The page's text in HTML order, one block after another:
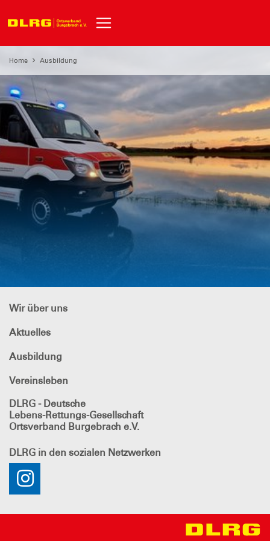
Home Ausbildung
Wir über uns
Aktuelles
Ausbildung
Vereinsleben
DLRG - Deutsche
Lebens-Rettungs-Gesellschaft
Ortsverband Burgebrach e.V.
DLRG in den sozialen Netzwerken